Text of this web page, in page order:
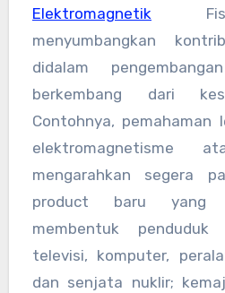
Elektromagnetik
menyumbangkan
didalam
berkembang dari
Contohnya,
elektromagnetisme
mengarahkan segera
product baru yang
membentuk penduduk
televisi, komputer,
dan senjata nuklir;